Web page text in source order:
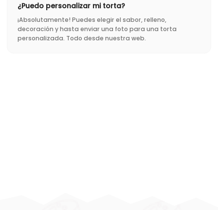
¿Puedo personalizar mi torta?
¡Absolutamente! Puedes elegir el sabor, relleno,
decoración y hasta enviar una foto para una torta
personalizada. Todo desde nuestra web.